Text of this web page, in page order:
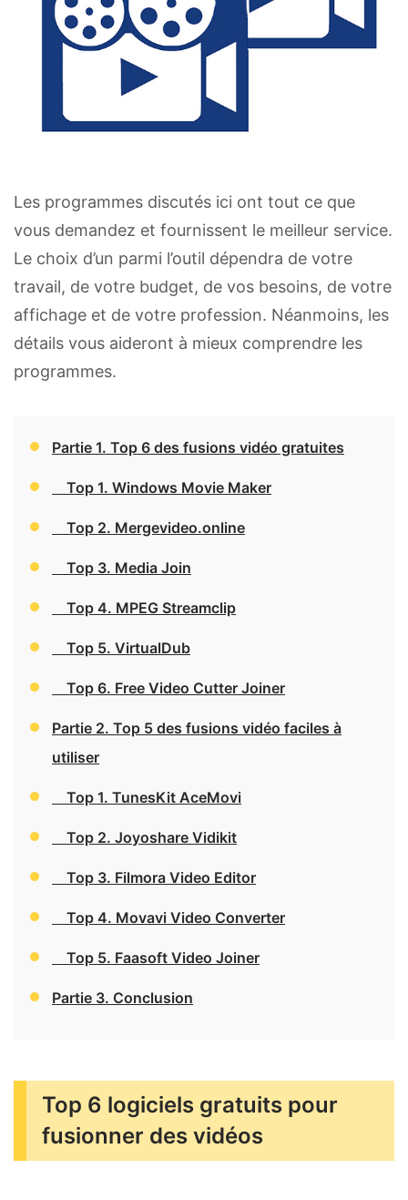
Les programmes discutés ici ont tout ce que
vous demandez et fournissent le meilleur service.
Le choix d’un parmi l’outil dépendra de votre
travail, de votre budget, de vos besoins, de votre
affichage et de votre profession. Néanmoins, les
détails vous aideront à mieux comprendre les
programmes.
Partie 1. Top 6 des fusions vidéo gratuites
Top 1. Windows Movie Maker
Top 2. Mergevideo.online
Top 3. Media Join
Top 4. MPEG Streamclip
Top 5. VirtualDub
Top 6. Free Video Cutter Joiner
Partie 2. Top 5 des fusions vidéo faciles à
utiliser
Top 1. TunesKit AceMovi
Top 2. Joyoshare Vidikit
Top 3. Filmora Video Editor
Top 4. Movavi Video Converter
Top 5. Faasoft Video Joiner
Partie 3. Conclusion
Top 6 logiciels gratuits pour
fusionner des vidéos